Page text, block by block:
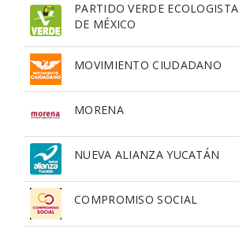
PARTIDO VERDE ECOLOGISTA
DE MÉXICO
MOVIMIENTO CIUDADANO
MORENA
NUEVA ALIANZA YUCATÁN
COMPROMISO SOCIAL